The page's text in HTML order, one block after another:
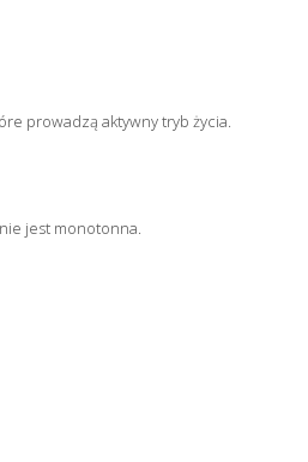
prowadzą aktywny tryb życia.
jest monotonna.